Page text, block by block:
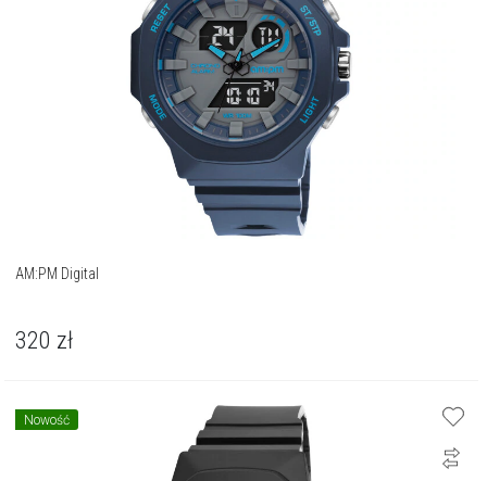
AM:PM Digital
320 zł
Nowość